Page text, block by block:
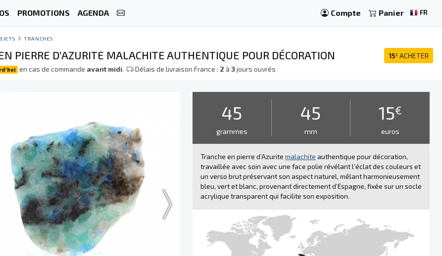
PROMOTIONS AGENDA Compte Panier FR
TRANCHES
15€ ACHETER
PIERRE D’AZURITE MALACHITE AUTHENTIQUE POUR DÉCORATION
en cas de commande avant midi. Délais de livraison France : 2 à3jours ouvrés
45
grammes
45
mm
15€
euros
Tranche en pierre d’Azurite malachite authentique pour décoration,
travaillée avec soin avec une face polie révélant l’éclat des couleurs et
un verso brut préservant son aspect naturel, mêlant harmonieusement
bleu, vert et blanc, provenant directement d’Espagne, fixée sur un socle
acrylique transparent qui facilite son exposition.